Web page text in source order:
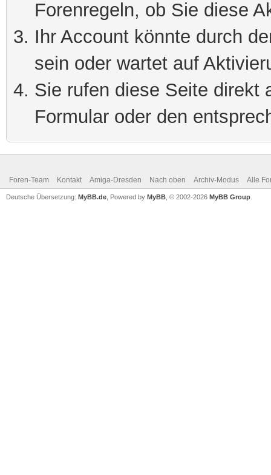
Forenregeln, ob Sie diese
Ihr Account könnte durch
sein oder wartet auf
Sie rufen diese Seite direkt
Formular oder den
Foren-Team Kontakt Amiga-Dresden Nach oben Archiv-Modus Alle
Deutsche Übersetzung: MyBB.de , Powered by MyBB , © 2002-2026 MyBB Group